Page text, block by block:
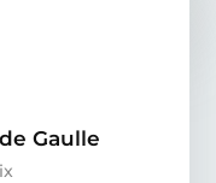
Gaulle